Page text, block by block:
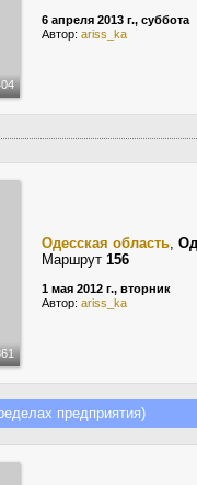
6 апреля 2013 г., суббота
Автор: ariss_ka
Одесская область,
Маршрут 156
1 мая 2012 г., вторник
Автор: ariss_ka
предприятия)